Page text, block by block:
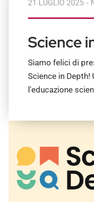
21 LUGLIO 2025 -
Science
Siamo felici di
Science in Depth!
l'educazione